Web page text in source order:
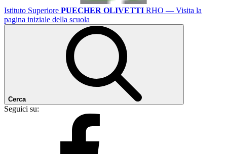
Istituto Superiore PUECHER OLIVETTI RHO — Visita la
pagina iniziale della scuola
Cerca
Seguici su: